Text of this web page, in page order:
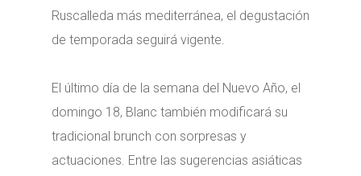
Ruscalleda más mediterránea, el degustación
de temporada seguirá vigente.
El último día de la semana del Nuevo Año, el
domingo 18, Blanc también modificará su
tradicional brunch con sorpresas y
actuaciones. Entre las sugerencias asiáticas